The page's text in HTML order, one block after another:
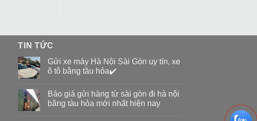
TIN TỨC
Gửi xe máy Hà Nội Sài Gòn uy tín, xe
ô tô bằng tầu hỏa✔️
Báo giá gửi hàng từ sài gòn đi hà nội
bằng tàu hỏa mới nhất hiện nay